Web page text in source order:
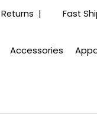
| Fast
Accessories